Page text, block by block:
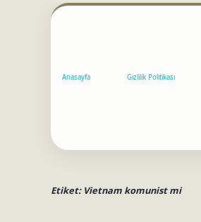
Anasayfa Gizlilik Politikası
Etiket: Vietnam komunist mi